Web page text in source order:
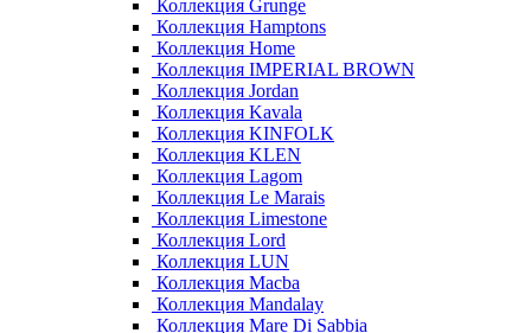
Коллекция Grunge
Коллекция Hamptons
Коллекция Home
Коллекция IMPERIAL BROWN
Коллекция Jordan
Коллекция Kavala
Коллекция KINFOLK
Коллекция KLEN
Коллекция Lagom
Коллекция Le Marais
Коллекция Limestone
Коллекция Lord
Коллекция LUN
Коллекция Macba
Коллекция Mandalay
Коллекция Mare Di Sabbia